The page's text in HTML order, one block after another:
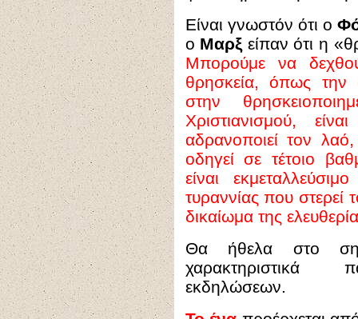
Είναι γνωστόν ότι ο
ο Μαρξ είπαν ότι η
Μπορούμε να
θρησκεία, όπως την
στην
Χριστιανισμού,
αδρανοποιεί τον λαό,
οδηγεί σε τέτοιο
είναι
τυραννίας που
δικαίωμα της
Θα ήθελα στο
χαρακτηριστικά
εκδηλώσεων.